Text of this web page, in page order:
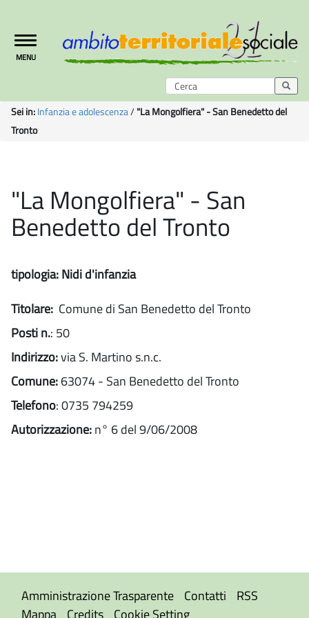
Toggle
navigation
MENU
Sei in:Infanzia e adolescenza/"La Mongolfiera" - San Benedetto del
Tronto
"La Mongolfiera" - San
Benedetto del Tronto
tipologia: Nidi d'infanzia
Titolare: Comune di San Benedetto del Tronto
Posti n.: 50
Indirizzo:via S. Martino s.n.c.
Comune:63074 - San Benedetto del Tronto
Telefono: 0735 794259
Autorizzazione:n° 6 del 9/06/2008
Amministrazione Trasparente Contatti
RSS
Mappa
Credits Cookie Setting